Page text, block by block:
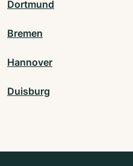
Dortmund
Bremen
Hannover
Duisburg